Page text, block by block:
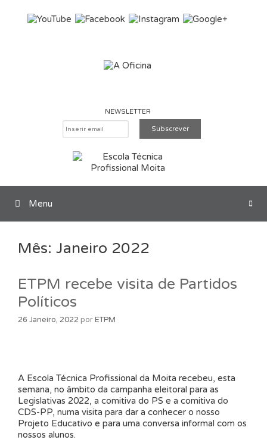
NEWSLETTER
Pesquisar
Menu
Mês: Janeiro 2022
ETPM recebe visita de Partidos
Políticos
26 Janeiro, 2022 porETPM
A Escola Técnica Profissional da Moita recebeu, esta
semana, no âmbito da campanha eleitoral para as
Legislativas 2022, a comitiva do PS e a comitiva do
CDS-PP, numa visita para dar a conhecer o nosso
Projeto Educativo e para uma conversa informal com os
nossos alunos.